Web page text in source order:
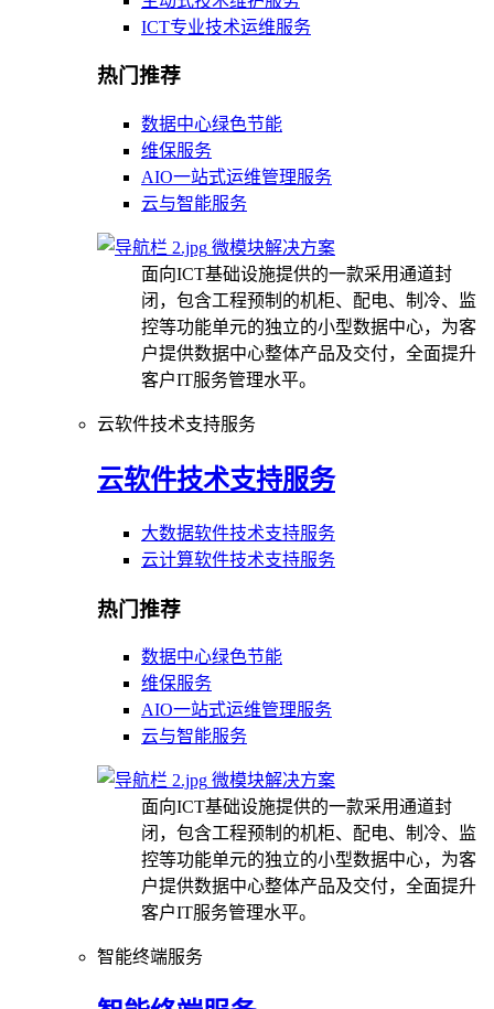
ICT专业技术运维服务
热门推荐
数据中心绿色节能
维保服务
AIO一站式运维管理服务
云与智能服务
微模块解决方案
面向ICT基础设施提供的一款采用通道封
闭，包含工程预制的机柜、配电、制冷、监
控等功能单元的独立的小型数据中心，为客
户提供数据中心整体产品及交付，全面提升
客户IT服务管理水平。
云软件技术支持服务
云软件技术支持服务
大数据软件技术支持服务
云计算软件技术支持服务
热门推荐
数据中心绿色节能
维保服务
AIO一站式运维管理服务
云与智能服务
微模块解决方案
面向ICT基础设施提供的一款采用通道封
闭，包含工程预制的机柜、配电、制冷、监
控等功能单元的独立的小型数据中心，为客
户提供数据中心整体产品及交付，全面提升
客户IT服务管理水平。
智能终端服务